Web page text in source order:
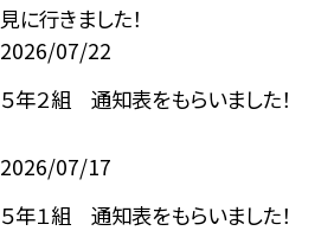
見に行きました！
2026/07/22
５年２組 通知表をもらいました！
2026/07/17
５年１組 通知表をもらいました！